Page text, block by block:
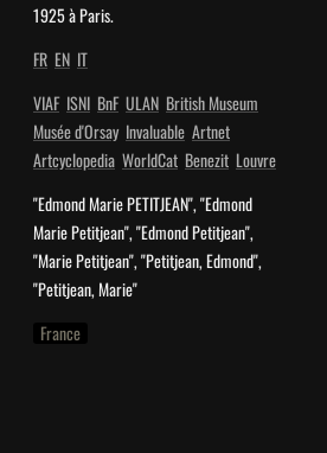
1925 à Paris.
FR EN IT
VIAF ISNI BnF ULAN British Museum
Musée d'Orsay Invaluable Artnet
Artcyclopedia WorldCat Benezit Louvre
"Edmond Marie PETITJEAN", "Edmond
Marie Petitjean", "Edmond Petitjean",
"Marie Petitjean", "Petitjean, Edmond",
"Petitjean, Marie"
France